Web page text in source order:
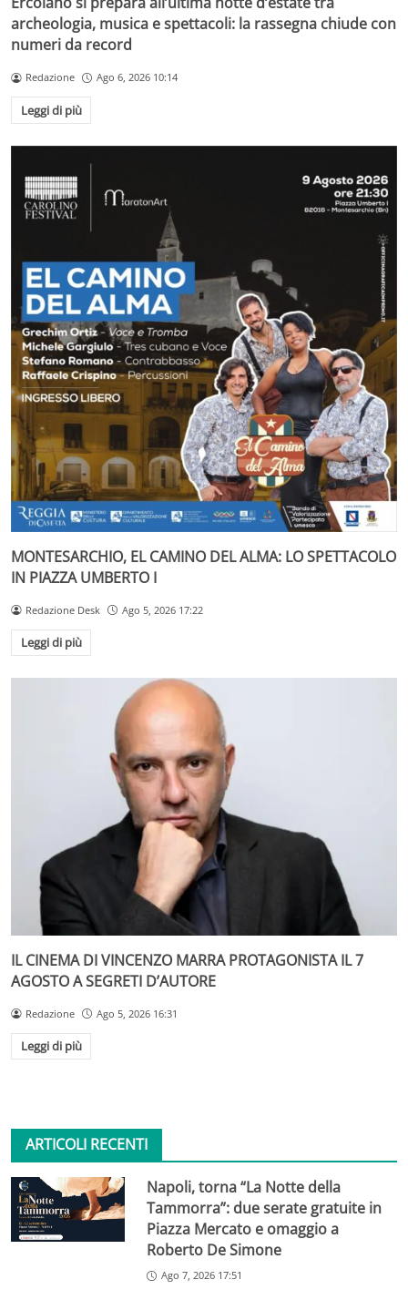
archeologia, musica e spettacoli: la rassegna chiude con
numeri da record
Redazione Ago 6, 2026 10:14
Leggi di più
MONTESARCHIO, EL CAMINO DEL ALMA: LO SPETTACOLO
IN PIAZZA UMBERTO I
Redazione Desk Ago 5, 2026 17:22
Leggi di più
IL CINEMA DI VINCENZO MARRA PROTAGONISTA IL 7
AGOSTO A SEGRETI D’AUTORE
Redazione Ago 5, 2026 16:31
Leggi di più
ARTICOLI RECENTI
Napoli, torna “La Notte della
Tammorra”: due serate gratuite in
Piazza Mercato e omaggio a
Roberto De Simone
Ago 7, 2026 17:51